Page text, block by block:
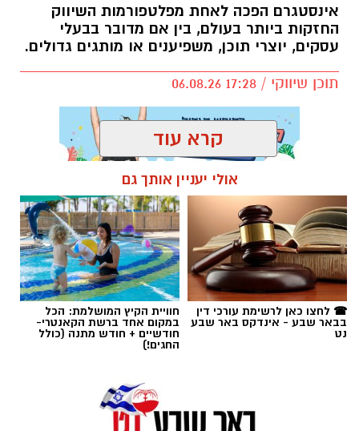
אינסטגרם הפכה לאחת מפלטפורמות השיווק
החזקות ביותר בעולם, בין אם מדובר בבעלי
עסקים, יוצרי תוכן, משפיענים או מותגים גדולים.
תוכן שיווקי / 17:28 06.08.26
תגים: קניית עוקבים באינסטגרם
קרא עוד
אולי יעניין אותך גם
☎ לחצו כאן לרשימת עורכי דין
בבאר שבע - אינדקס באר שבע
נט
חוויית הקיץ המושלמת: הכל
במקום אחד ברשת הקאנטרי-
חודשיים + חודש מתנה (כולל
החגים!)